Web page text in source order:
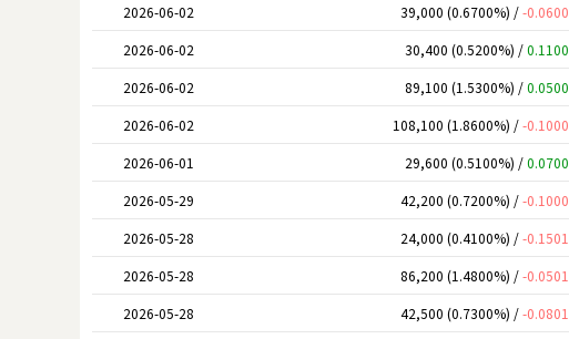
2026-06-02
39,000 (0.6700%) /-0.0600
2026-06-02
30,400 (0.5200%) /0.1100
2026-06-02
89,100 (1.5300%) /0.0500
2026-06-02
108,100 (1.8600%) /-0.1000
2026-06-01
29,600 (0.5100%) /0.0700
2026-05-29
42,200 (0.7200%) /-0.1000
2026-05-28
24,000 (0.4100%) /-0.1501
2026-05-28
86,200 (1.4800%) /-0.0501
2026-05-28
42,500 (0.7300%) /-0.0801